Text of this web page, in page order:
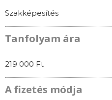
Szakképesítés
Tanfolyam ára
219 000 Ft
A fizetés módja